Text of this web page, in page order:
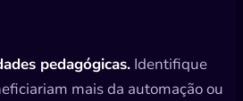
pedagógicas.Identifique
mais da automação ou